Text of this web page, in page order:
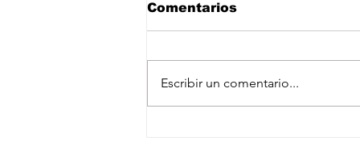
Comentarios
Escribir un comentario...